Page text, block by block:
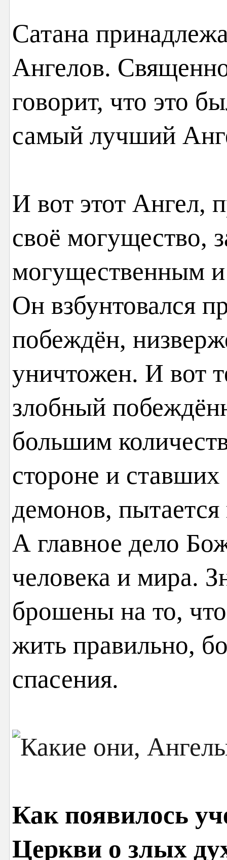
Сатана
Ангелов.
говорит, что это
самый лучший
И вот этот Ангел,
своё могущество,
могущественным
Он взбунтовался
побеждён,
уничтожен. И вот
злобный
большим
стороне и
демонов,
А главное дело
человека и мира.
брошены на то,
жить правильно,
спасения.
Как появилось
Церкви о злых